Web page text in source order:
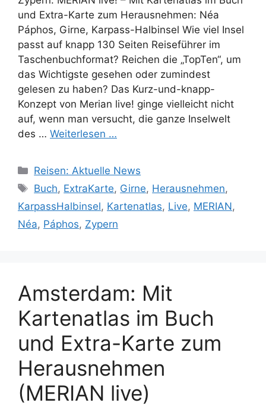
und Extra-Karte zum Herausnehmen: Néa
Páphos, Girne, Karpass-Halbinsel Wie viel Insel
passt auf knapp 130 Seiten Reiseführer im
Taschenbuchformat? Reichen die „TopTen“, um
das Wichtigste gesehen oder zumindest
gelesen zu haben? Das Kurz-und-knapp-
Konzept von Merian live! ginge vielleicht nicht
auf, wenn man versucht, die ganze Inselwelt
des … Weiterlesen …
Kategorien
Reisen: Aktuelle News
Schlagwörter
Buch, ExtraKarte, Girne, Herausnehmen,
KarpassHalbinsel, Kartenatlas, Live, MERIAN,
Néa, Páphos, Zypern
Amsterdam: Mit
Kartenatlas im Buch
und Extra-Karte zum
Herausnehmen
(MERIAN live)